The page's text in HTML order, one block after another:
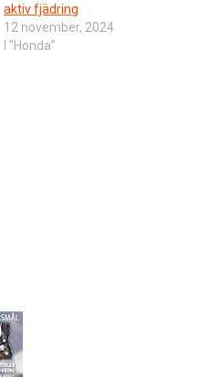
aktiv fjädring
12 november, 2024
I ”Honda”